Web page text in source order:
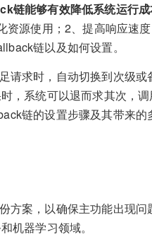
链能够有效降低系统运行
源使用；2、提高响应速
链以及如何设置。
求时，自动切换到次级或
，系统可以退而求其次，
链的设置步骤及其带来的
方案，以确保主功能出现问
机器学习领域。